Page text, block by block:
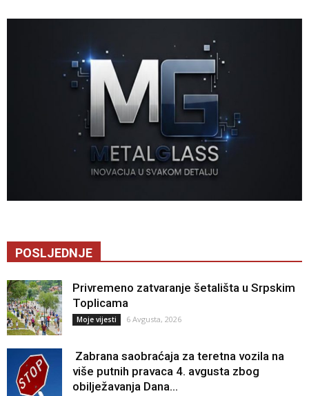
POSLJEDNJE
Privremeno zatvaranje šetališta u Srpskim
Toplicama
Moje vijesti 6 Avgusta, 2026
Zabrana saobraćaja za teretna vozila na
više putnih pravaca 4. avgusta zbog
obilježavanja Dana...